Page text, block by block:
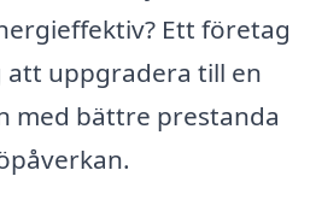
Ett företag
att uppgradera till en
med bättre prestanda